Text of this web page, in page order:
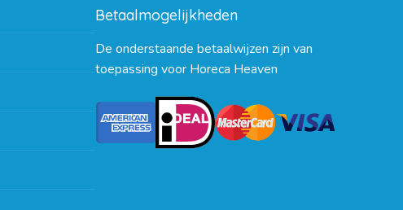
Betaalmogelijkheden
De onderstaande betaalwijzen zijn van
toepassing voor Horeca Heaven